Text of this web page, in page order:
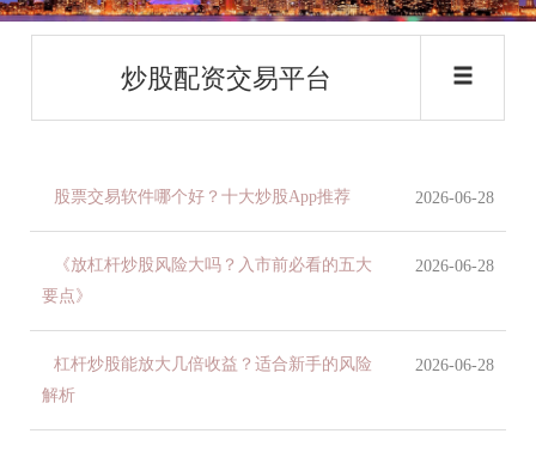
炒股配资交易平台
股票交易软件哪个好？十大炒股App推荐 2026-06-28
《放杠杆炒股风险大吗？入市前必看的五大
要点》
2026-06-28
杠杆炒股能放大几倍收益？适合新手的风险
解析
2026-06-28